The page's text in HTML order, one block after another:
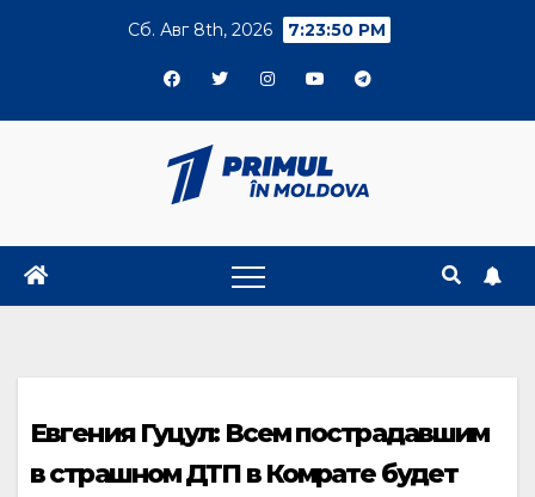
Сб. Авг 8th, 2026 7:23:51 PM
Евгения Гуцул: Всем пострадавшим
в страшном ДТП в Комрате будет